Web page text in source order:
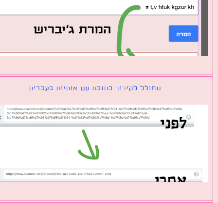
מחולל לקידוד כתובת עם אותיות בעברית